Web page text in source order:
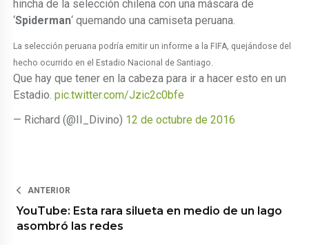
hincha de la selección chilena con una máscara de
‘Spiderman‘ quemando una camiseta peruana.
La selección peruana podría emitir un informe a la FIFA, quejándose del
hecho ocurrido en el Estadio Nacional de Santiago.
Que hay que tener en la cabeza para ir a hacer esto en un
Estadio.pic.twitter.com/Jzic2c0bfe
— Richard (@II_Divino) 12 de octubre de 2016
ANTERIOR
YouTube: Esta rara silueta en medio de un lago
asombró las redes